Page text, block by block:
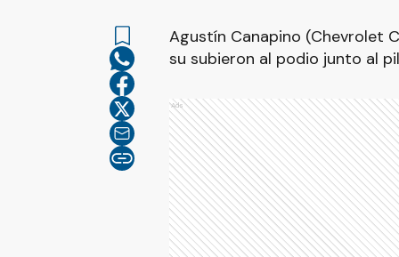
Agustín Canapino (Chevrolet
su subieron al podio junto al
Ads